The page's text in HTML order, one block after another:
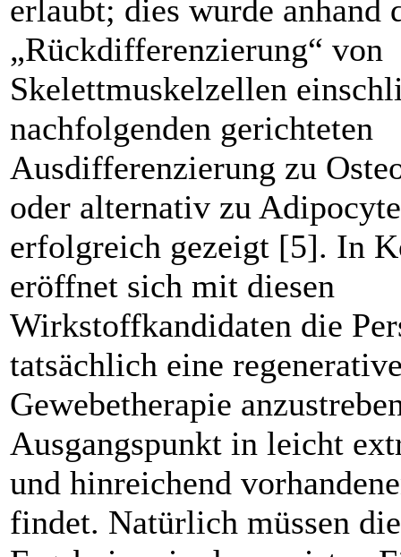
erlaubt; dies wurde anhand
„Rückdifferenzierung“ von
Skelettmuskelzellen
nachfolgenden gerichteten
Ausdifferenzierung zu
oder alternativ zu
erfolgreich gezeigt [5]. In
eröffnet sich mit diesen
Wirkstoffkandidaten die
tatsächlich eine
Gewebetherapie
Ausgangspunkt in leicht
und hinreichend
findet. Natürlich müssen